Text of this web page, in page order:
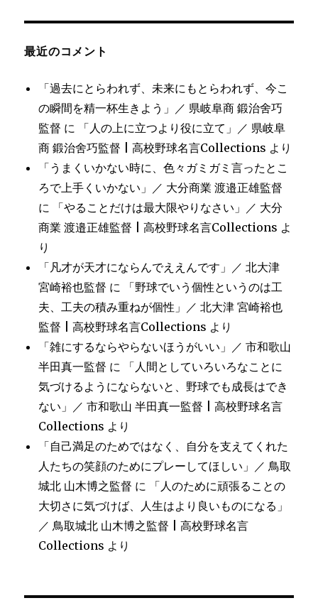
最近のコメント
「過去にとらわれず、未来にもとらわれず、今こ
の瞬間を精一杯生きよう」／ 県岐阜商 鍛治舍巧
監督 に
「人の上に立つより役に立て」／ 県岐阜
商 鍛治舍巧監督 | 高校野球名言Collections より
「うまくいかない時に、色々ガミガミ言ったとこ
ろで上手くいかない」／ 大分商業 渡邉正雄監督
に
「やることだけは最大限やりなさい」／ 大分
商業 渡邉正雄監督 | 高校野球名言Collections よ
り
「凡才が天才にならんでええんです」／ 北大津
宮崎裕也監督 に
「野球でいう個性というのは工
夫、工夫の積み重ねが個性」／ 北大津 宮崎裕也
監督 | 高校野球名言Collections より
「雑にするならやらないほうがいい」／ 市和歌山
半田真一監督 に
「人間としていろいろなことに
気づけるようにならないと、野球でも成長はでき
ない」／ 市和歌山 半田真一監督 | 高校野球名言
Collections より
「自己満足のためではなく、自分を支えてくれた
人たちの笑顔のためにプレーしてほしい」／ 鳥取
城北 山木博之監督 に
「人のために頑張ることの
大切さに気づけば、人生はより良いものになる」
／ 鳥取城北 山木博之監督 | 高校野球名言
Collections より